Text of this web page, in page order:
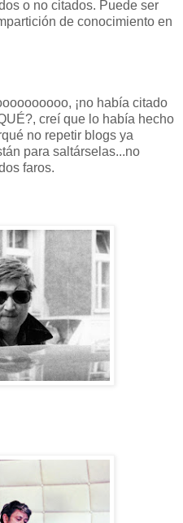
o no citados. Puede ser
de conocimiento en
¡no había citado
creí que lo había hecho
no repetir blogs ya
para saltárselas...no
faros.